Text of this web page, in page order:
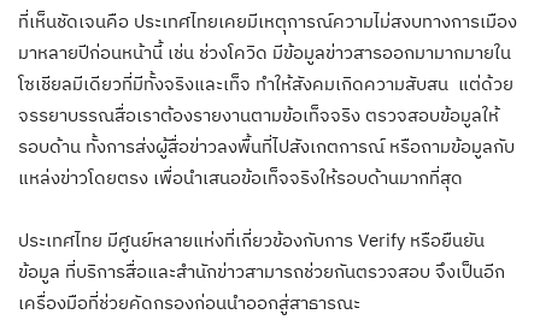
ที่เห็นชัดเจนคือ ประเทศไทยเคยมีเหตุการณ์ความไม่สงบทางการเมือง
มาหลายปีก่อนหน้านี้ เช่น ช่วงโควิด มีข้อมูลข่าวสารออกมามากมายใน
โซเชียลมีเดียวที่มีทั้งจริงและเท็จ ทำให้สังคมเกิดความสับสน แต่ด้วย
จรรยาบรรณสื่อเราต้องรายงานตามข้อเท็จจริง ตรวจสอบข้อมูลให้
รอบด้าน ทั้งการส่งผู้สื่อข่าวลงพื้นที่ไปสังเกตการณ์ หรือถามข้อมูลกับ
แหล่งข่าวโดยตรง เพื่อนำเสนอข้อเท็จจริงให้รอบด้านมากที่สุด
ประเทศไทย มีศูนย์หลายแห่งที่เกี่ยวข้องกับการ Verify หรือยืนยัน
ข้อมูล ที่บริการสื่อและสำนักข่าวสามารถช่วยกันตรวจสอบ จึงเป็นอีก
เครื่องมือที่ช่วยคัดกรองก่อนนำออกสู่สาธารณะ